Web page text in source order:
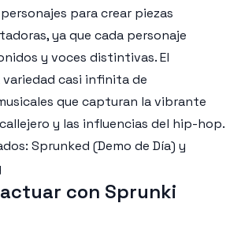
para crear piezas
ya que cada personaje
y voces distintivas. El
variedad casi infinita de
que capturan la vibrante
y las influencias del hip-hop.
Sprunked (Demo de Día) y
con Sprunki